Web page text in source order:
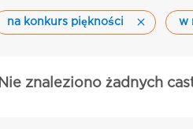
na konkurs piękności w
Nie znaleziono żadnych